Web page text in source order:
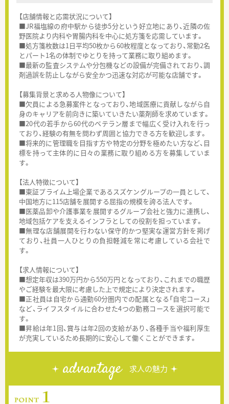
【店舗情報と応需状況について】
■JR福塩線の府中駅から徒歩5分という好立地にあり、近隣の佐
野医院より内科や胃腸内科を中心に処方箋を応需しています。
■処方箋枚数は1日平均50枚から60枚程度となっており、常勤2名
とパート1名の体制でゆとりを持って業務に取り組めます。
■最新の監査システムや分包機などの設備が完備されており、調
剤過誤を防止しながら安全かつ迅速な対応が可能な店舗です。
【募集背景と求める人物像について】
■欠員による急募案件となっており、地域医療に貢献しながら自
身のキャリアを前向きに築いていきたい薬剤師を求めています。
■20代の若手から60代のベテラン層まで幅広く受け入れを行っ
ており、経験の有無を問わず周囲と協力できる方を歓迎します。
■将来的に管理職を目指す方や特定の分野を極めたい方など、目
標を持って主体的に日々の業務に取り組める方を募集していま
す。
【法人特徴について】
■東証プライム上場企業であるスズケングループの一員として、
中国地方に115店舗を展開する屈指の規模を誇る法人です。
■医薬品卸や介護事業を展開するグループ会社と強力に連携し、
地域包括ケアを支えるインフラとしての役割を担っています。
■無理な店舗展開を行わない保守的かつ堅実な運営方針を掲げ
ており、社員一人ひとりの負担軽減を常に考慮している会社で
す。
【求人情報について】
■想定年収は390万円から550万円となっており、これまでの職歴
やご経験を最大限に考慮した上で規定により決定されます。
■正社員は自宅から通勤60分圏内での配属となる「自宅コース」
など、ライフスタイルに合わせた4つの勤務コースを選択可能で
す。
■昇給は年1回、賞与は年2回の支給があり、各種手当や福利厚生
が充実しているため長期的に安心して働くことができます。
advantage 求人の魅力